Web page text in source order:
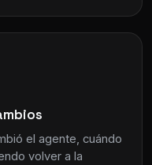
el agente, cuándo
volver a la